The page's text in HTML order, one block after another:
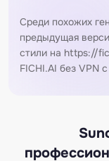
Среди похожих
предыдущая
стили на https://
FICHI.AI без VPN